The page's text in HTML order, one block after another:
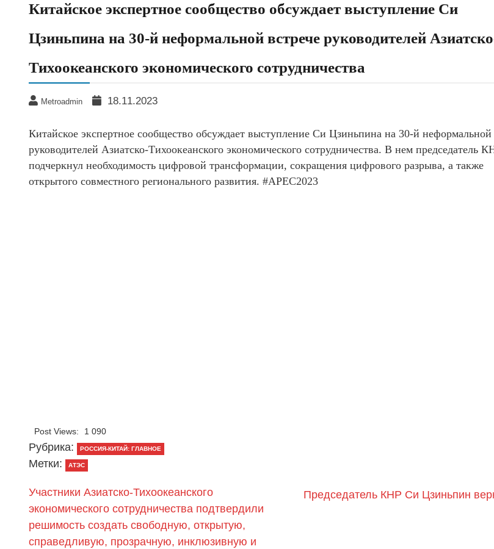
Китайское экспертное сообщество обсуждает выступление Си
Цзиньпина на 30-й неформальной встрече руководителей
Тихоокеанского экономического сотрудничества
Metroadmin 18.11.2023
Китайское экспертное сообщество обсуждает выступление Си Цзиньпина на 30-й неформальной
руководителей Азиатско-Тихоокеанского экономического сотрудничества. В нем председатель
подчеркнул необходимость цифровой трансформации, сокращения цифрового разрыва, а также
открытого совместного регионального развития. #APEC2023
Post Views: 1 090
Рубрика: РОССИЯ-КИТАЙ: ГЛАВНОЕ
Метки: АТЭС
Участники Азиатско-Тихоокеанского
экономического сотрудничества подтвердили
решимость создать свободную, открытую,
справедливую, прозрачную, инклюзивную и
Председатель КНР Си Цзиньпин